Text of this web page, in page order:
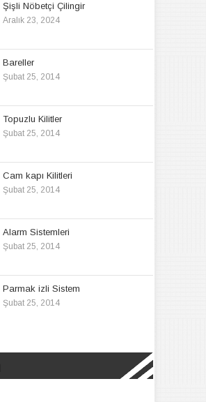
Şişli Nöbetçi Çilingir
Aralık 23, 2024
Bareller
Şubat 25, 2014
Topuzlu Kilitler
Şubat 25, 2014
Cam kapı Kilitleri
Şubat 25, 2014
Alarm Sistemleri
Şubat 25, 2014
Parmak izli Sistem
Şubat 25, 2014